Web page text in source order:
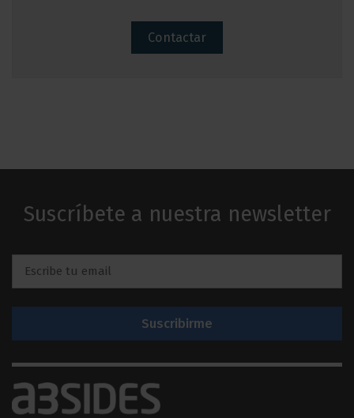
Contactar
Suscríbete a nuestra newsletter